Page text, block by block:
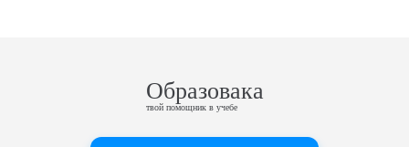
Образовака
твой помощник в учебе